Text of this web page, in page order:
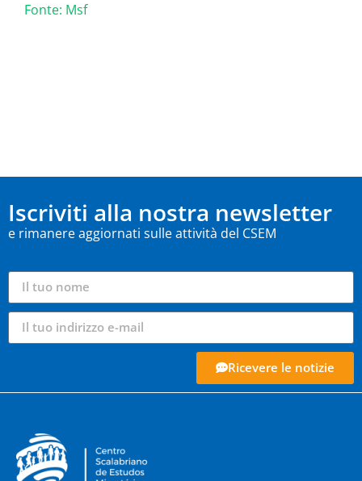
Fonte: Msf
Iscriviti alla nostra newsletter
e rimanere aggiornati sulle attività del CSEM
Ricevere le notizie